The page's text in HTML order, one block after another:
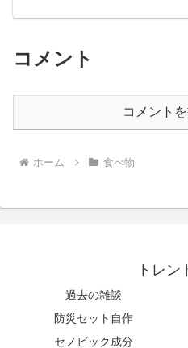
コメント
コメント
ホーム 食べ物
トレン
過去の雑談
防災セット自作
セノビック成分